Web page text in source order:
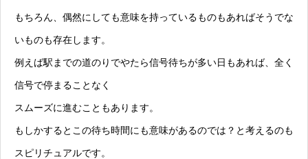
もちろん、偶然にしても意味を持っているものもあればそうでな
いものも存在します。
例えば駅までの道のりでやたら信号待ちが多い日もあれば、全く
信号で停まることなく
スムーズに進むこともあります。
もしかするとこの待ち時間にも意味があるのでは？と考えるのも
スピリチュアルです。